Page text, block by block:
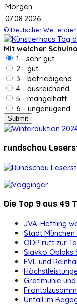
Morgen
07.08.2026
© Deutscher
Mit welcher
1 - sehr gut
2 - gut
3 - befriedigend
4 - ausreichend
5 - mangelhaft
6 - ungenügend
rundschau
Die Top 9 aus 49
JVA-Häftling
Stadt
ÖDP ruft zur
Slavko Oblaks
EVL und
Gretlmühle
Unfall im